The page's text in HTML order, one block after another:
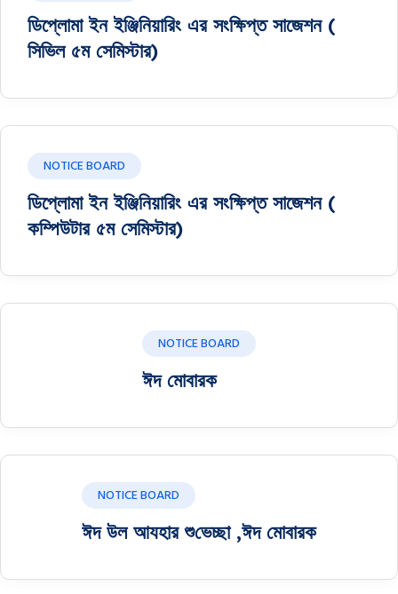
ডিপ্লোমা ইন ইঞ্জিনিয়ারিং এর সংক্ষিপ্ত সাজেশন (
সিভিল ৫ম সেমিস্টার)
NOTICE BOARD
ডিপ্লোমা ইন ইঞ্জিনিয়ারিং এর সংক্ষিপ্ত সাজেশন (
কম্পিউটার ৫ম সেমিস্টার)
NOTICE BOARD
ঈদ মোবারক
NOTICE BOARD
ঈদ উল আযহার শু‌ভেচ্ছা ,ঈদ মোবারক